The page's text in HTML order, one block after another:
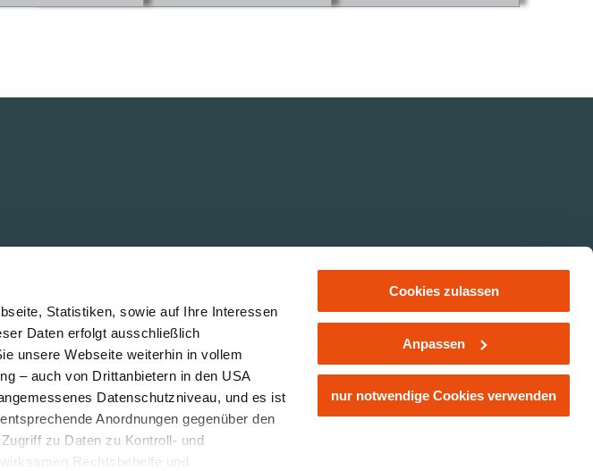
Statistiken, sowie auf Ihre Interessen
Daten erfolgt ausschließlich
unsere Webseite weiterhin in vollem
– auch von Drittanbietern in den USA
Datenschutzniveau, und es ist
Anordnungen gegenüber den
zu Daten zu Kontroll- und
Rechtsbehelfe und
Cookies zulassen
Anpassen
nur notwendige Cookies verwenden
Imprint Privacy protection